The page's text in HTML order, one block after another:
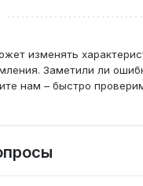
узла в
с
или поддержанием
возможна только в
изменять
Заметили ли
нам – быстро